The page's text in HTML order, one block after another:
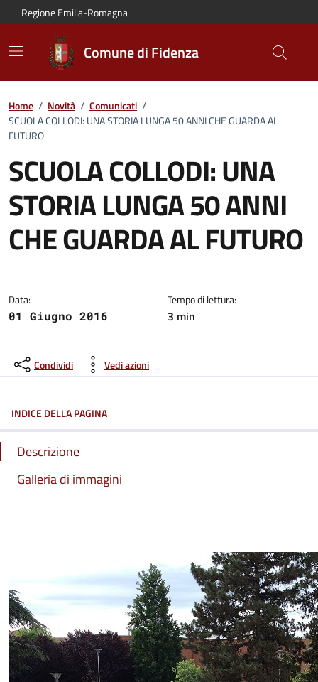
Vai al contenuto principale
Vai alla navigazione del sito
Vai al piede di pagina
Regione Emilia-Romagna
Comune di Fidenza
Home / Novità / Comunicati /
SCUOLA COLLODI: UNA STORIA LUNGA 50 ANNI CHE GUARDA AL
FUTURO
SCUOLA COLLODI: UNA
STORIA LUNGA 50 ANNI
CHE GUARDA AL FUTURO
Data:
01 Giugno 2016
Tempo di lettura:
3 min
Condividi Vedi azioni
INDICE DELLA PAGINA
Descrizione
Galleria di immagini